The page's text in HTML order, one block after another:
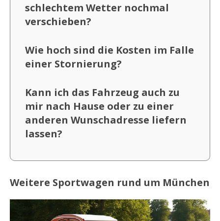
schlechtem Wetter nochmal
verschieben?
Wie hoch sind die Kosten im Falle
einer Stornierung?
Kann ich das Fahrzeug auch zu
mir nach Hause oder zu einer
anderen Wunschadresse liefern
lassen?
Weitere Sportwagen rund um München